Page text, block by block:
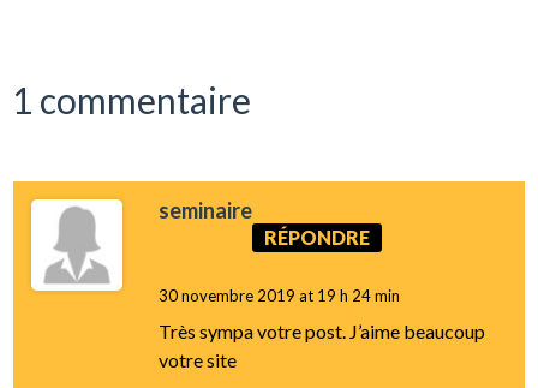
1 commentaire
seminaire
RÉPONDRE
30 novembre 2019 at 19 h 24 min
Très sympa votre post. J’aime beaucoup
votre site